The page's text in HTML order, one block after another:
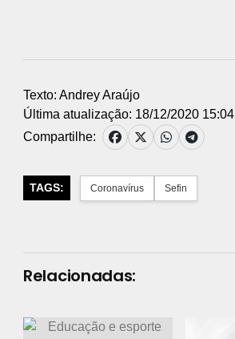
Texto: Andrey Araújo
Última atualização: 18/12/2020 15:04
Compartilhe:
TAGS: Coronavírus Sefin
Relacionadas: